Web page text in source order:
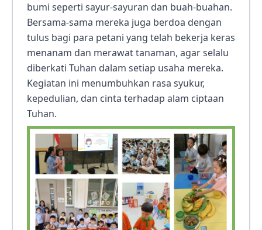
bumi seperti sayur-sayuran dan buah-buahan.
Bersama-sama mereka juga berdoa dengan
tulus bagi para petani yang telah bekerja keras
menanam dan merawat tanaman, agar selalu
diberkati Tuhan dalam setiap usaha mereka.
Kegiatan ini menumbuhkan rasa syukur,
kepedulian, dan cinta terhadap alam ciptaan
Tuhan.